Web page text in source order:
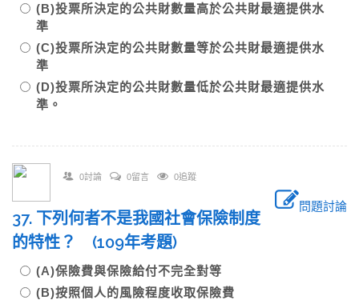
(B)投票所決定的公共財數量高於公共財最適提供水
準
(C)投票所決定的公共財數量等於公共財最適提供水
準
(D)投票所決定的公共財數量低於公共財最適提供水
準。
0討論 0留言 0追蹤
問題討論
37. 下列何者不是我國社會保險制度
的特性？ (109年考題)
(A)保險費與保險給付不完全對等
(B)按照個人的風險程度收取保險費